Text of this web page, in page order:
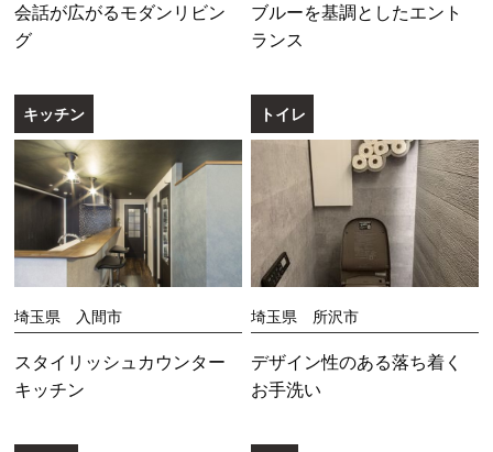
会話が広がるモダンリビン
グ
ブルーを基調としたエント
ランス
キッチン
埼玉県 入間市
スタイリッシュカウンター
キッチン
トイレ
埼玉県 所沢市
デザイン性のある落ち着く
お手洗い